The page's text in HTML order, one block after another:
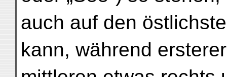
auch auf den
kann, während